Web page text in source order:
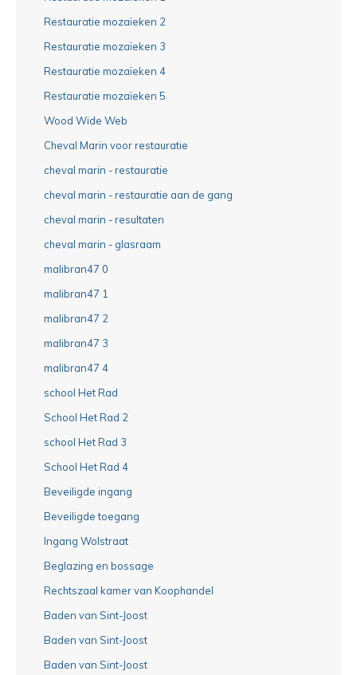
Restauratie mozaïeken 2
Restauratie mozaïeken 3
Restauratie mozaïeken 4
Restauratie mozaïeken 5
Wood Wide Web
Cheval Marin voor restauratie
cheval marin - restauratie
cheval marin - restauratie aan de gang
cheval marin - resultaten
cheval marin - glasraam
malibran47 0
malibran47 1
malibran47 2
malibran47 3
malibran47 4
school Het Rad
School Het Rad 2
school Het Rad 3
School Het Rad 4
Beveiligde ingang
Beveiligde toegang
Ingang Wolstraat
Beglazing en bossage
Rechtszaal kamer van Koophandel
Baden van Sint-Joost
Baden van Sint-Joost
Baden van Sint-Joost